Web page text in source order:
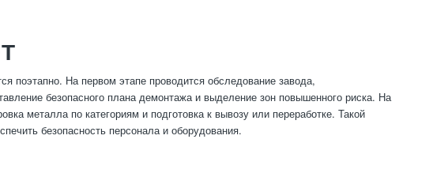
поэтапно. На первом этапе проводится обследование завода,
безопасного плана демонтажа и выделение зон повышенного риска. На
металла по категориям и подготовка к вывозу или переработке. Такой
безопасность персонала и оборудования.